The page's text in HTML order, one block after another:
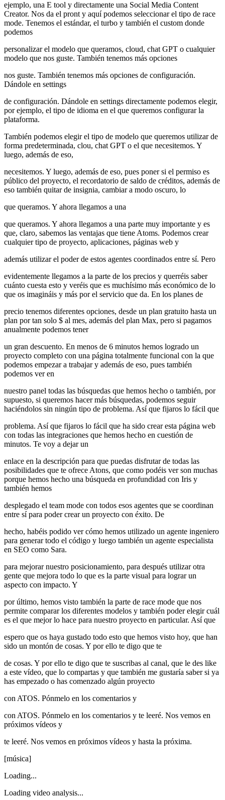
ejemplo, una E tool y directamente una Social Media Content
Creator. Nos da el pront y aquí podemos seleccionar el tipo de race
mode. Tenemos el estándar, el turbo y también el custom donde
podemos
personalizar el modelo que queramos, cloud, chat GPT o cualquier
modelo que nos guste. También tenemos más opciones
nos guste. También tenemos más opciones de configuración.
Dándole en settings
de configuración. Dándole en settings directamente podemos elegir,
por ejemplo, el tipo de idioma en el que queremos configurar la
plataforma.
También podemos elegir el tipo de modelo que queremos utilizar de
forma predeterminada, clou, chat GPT o el que necesitemos. Y
luego, además de eso,
necesitemos. Y luego, además de eso, pues poner si el permiso es
público del proyecto, el recordatorio de saldo de créditos, además de
eso también quitar de insignia, cambiar a modo oscuro, lo
que queramos. Y ahora llegamos a una
que queramos. Y ahora llegamos a una parte muy importante y es
que, claro, sabemos las ventajas que tiene Atoms. Podemos crear
cualquier tipo de proyecto, aplicaciones, páginas web y
además utilizar el poder de estos agentes coordinados entre sí. Pero
evidentemente llegamos a la parte de los precios y querréis saber
cuánto cuesta esto y veréis que es muchísimo más económico de lo
que os imagináis y más por el servicio que da. En los planes de
precio tenemos diferentes opciones, desde un plan gratuito hasta un
plan por tan solo $ al mes, además del plan Max, pero si pagamos
anualmente podemos tener
un gran descuento. En menos de 6 minutos hemos logrado un
proyecto completo con una página totalmente funcional con la que
podemos empezar a trabajar y además de eso, pues también
podemos ver en
nuestro panel todas las búsquedas que hemos hecho o también, por
supuesto, si queremos hacer más búsquedas, podemos seguir
haciéndolos sin ningún tipo de problema. Así que fijaros lo fácil que
problema. Así que fijaros lo fácil que ha sido crear esta página web
con todas las integraciones que hemos hecho en cuestión de
minutos. Te voy a dejar un
enlace en la descripción para que puedas disfrutar de todas las
posibilidades que te ofrece Atons, que como podéis ver son muchas
porque hemos hecho una búsqueda en profundidad con Iris y
también hemos
desplegado el team mode con todos esos agentes que se coordinan
entre sí para poder crear un proyecto con éxito. De
hecho, habéis podido ver cómo hemos utilizado un agente ingeniero
para generar todo el código y luego también un agente especialista
en SEO como Sara.
para mejorar nuestro posicionamiento, para después utilizar otra
gente que mejora todo lo que es la parte visual para lograr un
aspecto con impacto. Y
por último, hemos visto también la parte de race mode que nos
permite comparar los diferentes modelos y también poder elegir cuál
es el que mejor lo hace para nuestro proyecto en particular. Así que
espero que os haya gustado todo esto que hemos visto hoy, que han
sido un montón de cosas. Y por ello te digo que te
de cosas. Y por ello te digo que te suscribas al canal, que le des like
a este vídeo, que lo compartas y que también me gustaría saber si ya
has empezado o has comenzado algún proyecto
con ATOS. Pónmelo en los comentarios y
con ATOS. Pónmelo en los comentarios y te leeré. Nos vemos en
próximos vídeos y
te leeré. Nos vemos en próximos vídeos y hasta la próxima.
[música]
Loading...
Loading video analysis...